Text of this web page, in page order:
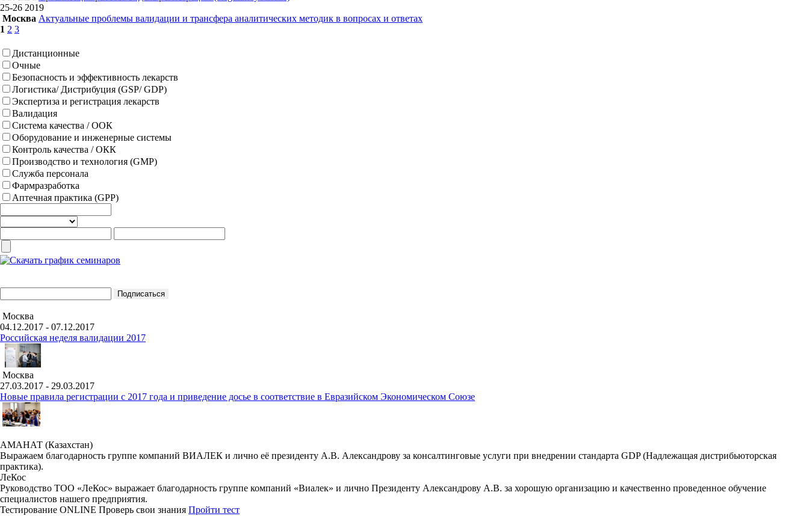
25-26 2019
Москва Актуальные проблемы валидации и трансфера аналитических методик в вопросах и ответах
1 2 3
Дистанционные
Очные
Безопасность и эффективность лекарств
Логистика/ Дистрибуция (GSP/ GDP)
Экспертиза и регистрация лекарств
Валидация
Система качества / ООК
Оборудование и инженерные системы
Контроль качества / ОКК
Производство и технология (GMP)
Служба персонала
Фармразработка
Аптечная практика (GPP)
Москва
04.12.2017 - 07.12.2017
Российская неделя валидации 2017
Москва
27.03.2017 - 29.03.2017
Новые правила регистрации c 2017 года и приведение досье в соответствие в Евразийском Экономическом Союзе
АМАНАТ (Казахстан)
Выражаем благодарность группе компаний ВИАЛЕК и лично её президенту А.В. Александрову за консалтинговые услуги при внедрении стандарта GDP (Надлежащая дистрибьюторская
практика).
ЛеКос
Руководство ТОО «ЛеКос» выражает благодарность группе компаний «Виалек» и лично Президенту Александрову А.В. за хорошую организацию и качественно проведенное обучение
специалистов нашего предприятия.
Тестирование ONLINE Проверь свои знания Пройти тест